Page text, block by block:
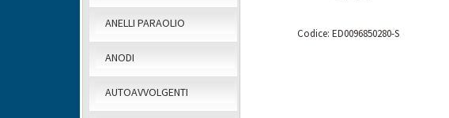
ANELLI PARAOLIO
ANODI
AUTOAVVOLGENTI
Codice: ED0096850280-S